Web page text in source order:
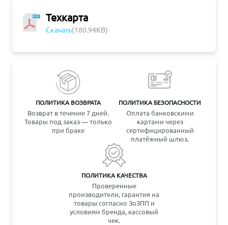
Техкарта
Скачать(180.94KB)
ПОЛИТИКА ВОЗВРАТА
Возврат в течение 7 дней.
Товары под заказ — только
при браке
ПОЛИТИКА БЕЗОПАСНОСТИ
Оплата банковскими
картами через
сертифицированный
платёжный шлюз.
ПОЛИТИКА КАЧЕСТВА
Проверенные
производители, гарантия на
товары согласно ЗоЗПП и
условиям бренда, кассовый
чек.